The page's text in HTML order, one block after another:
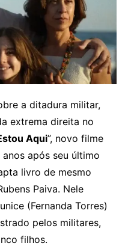
a ditadura militar,
extrema direita no
Aqui”, novo filme
após seu último
livro de mesmo
Paiva. Nele
(Fernanda Torres)
pelos militares,
filhos.